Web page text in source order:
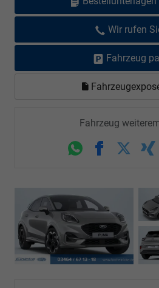
Wir rufen
Fahrzeug
Fahrzeug
WhatsappFacebookTwitter